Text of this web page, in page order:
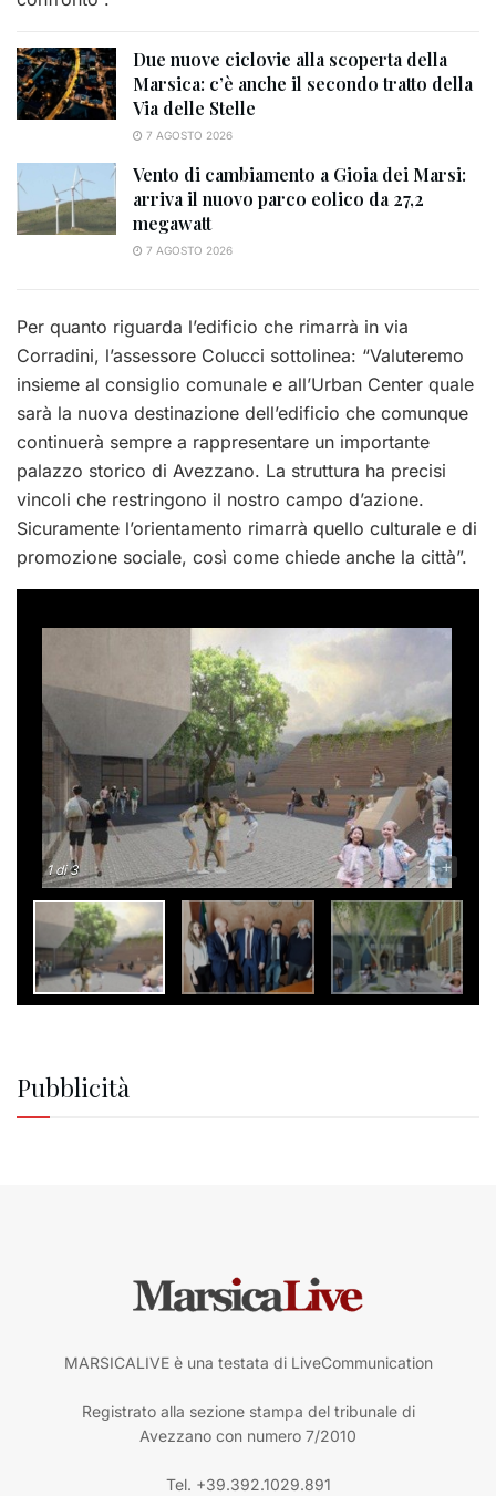
Due nuove ciclovie alla scoperta della
Marsica: c’è anche il secondo tratto della
Via delle Stelle
7 AGOSTO 2026
Vento di cambiamento a Gioia dei Marsi:
arriva il nuovo parco eolico da 27,2
megawatt
7 AGOSTO 2026
Per quanto riguarda l’edificio che rimarrà in via
Corradini, l’assessore Colucci sottolinea: “Valuteremo
insieme al consiglio comunale e all’Urban Center quale
sarà la nuova destinazione dell’edificio che comunque
continuerà sempre a rappresentare un importante
palazzo storico di Avezzano. La struttura ha precisi
vincoli che restringono il nostro campo d’azione.
Sicuramente l’orientamento rimarrà quello culturale e di
promozione sociale, così come chiede anche la città”.
1di 3 - +
Pubblicità
MARSICALIVE è una testata di LiveCommunication
Registrato alla sezione stampa del tribunale di
Avezzano con numero 7/2010
Tel. +39.392.1029.891